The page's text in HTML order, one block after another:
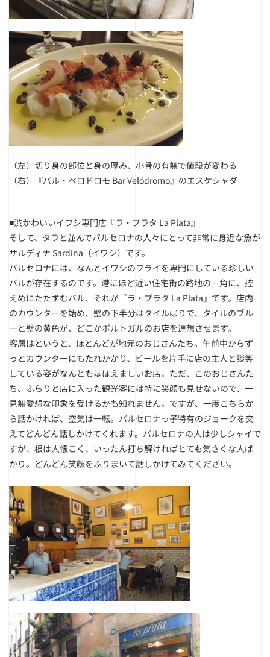
（左）切り身の部位と身の厚み、小骨の有無で値段が変わる
（右）『バル・ベロドロモ Bar Velódromo』のエスケシャダ
■渋かわいいイワシ専門店『ラ・プラタ La Plata』
そして、タラと並んでバルセロナの人々にとって非常に身近な魚が
サルディナ Sardina（イワシ）です。
バルセロナには、なんとイワシのフライを専門にしている珍しい
バルが存在するのです。港にほど近い住宅街の路地の一角に、控
えめにたたずむバル、それが『ラ・プラタ La Plata』です。店内
のカウンターを始め、壁の下半分はタイルばりで、タイルのブル
ーと壁の黄色が、どこかポルトガルのお店を連想させます。
客層はというと、ほとんどが地元のおじさんたち。午前中からず
っとカウンターにもたれかかり、ビールを片手に店の主人と談笑
している姿がなんともほほえましいお店。ただ、このおじさんた
ち、ふらりと店に入った観光客には特に笑顔も見せないので、一
見無愛想な印象を受けるかも知れません。ですが、一度こちらか
ら話かければ、空気は一転。バルセロナっ子特有のジョークを交
えてどんどん話しかけてくれます。バルセロナの人は少しシャイで
すが、根は人懐こく、いったん打ち解ければとても気さくな人ば
かり。どんどん笑顔をふりまいて話しかけてみてください。